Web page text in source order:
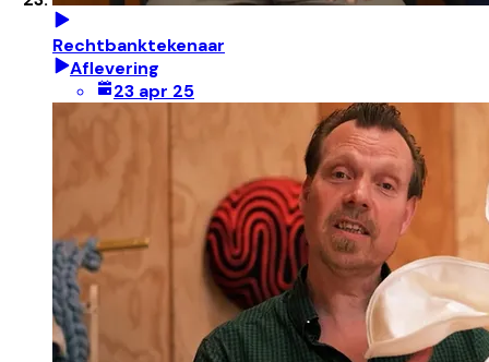
Rechtbanktekenaar
Aflevering
23 apr 25